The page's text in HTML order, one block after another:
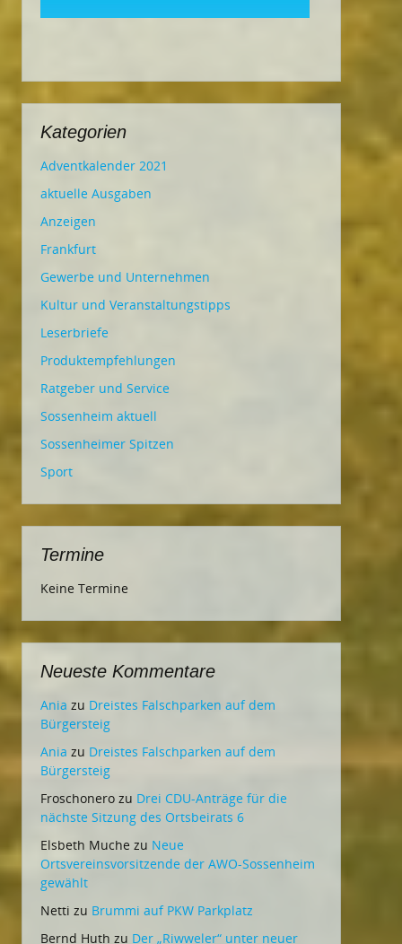
Kategorien
Adventkalender 2021
aktuelle Ausgaben
Anzeigen
Frankfurt
Gewerbe und Unternehmen
Kultur und Veranstaltungstipps
Leserbriefe
Produktempfehlungen
Ratgeber und Service
Sossenheim aktuell
Sossenheimer Spitzen
Sport
Termine
Keine Termine
Neueste Kommentare
Ania zu Dreistes Falschparken auf dem
Bürgersteig
Ania zu Dreistes Falschparken auf dem
Bürgersteig
Froschonero zu Drei CDU-Anträge für die
nächste Sitzung des Ortsbeirats 6
Elsbeth Muche zu Neue
Ortsvereinsvorsitzende der AWO-Sossenheim
gewählt
Netti zu Brummi auf PKW Parkplatz
Bernd Huth zu Der „Riwweler“ unter neuer